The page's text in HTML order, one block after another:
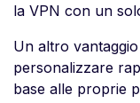
la VPN con un
Un altro
personalizzare
base alle proprie